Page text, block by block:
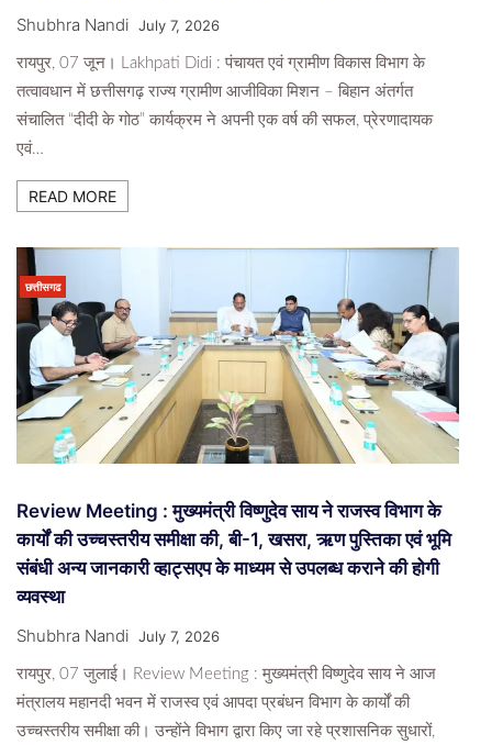
Shubhra Nandi July 7, 2026
रायपुर, 07 जून। Lakhpati Didi : पंचायत एवं ग्रामीण विकास विभाग के
तत्वावधान में छत्तीसगढ़ राज्य ग्रामीण आजीविका मिशन – बिहान अंतर्गत
संचालित “दीदी के गोठ” कार्यक्रम ने अपनी एक वर्ष की सफल, प्रेरणादायक
एवं…
READ MORE
छत्तीसगढ
Review Meeting : मुख्यमंत्री विष्णुदेव साय ने राजस्व विभाग के
कार्यों की उच्चस्तरीय समीक्षा की, बी-1, खसरा, ऋण पुस्तिका एवं भूमि
संबंधी अन्य जानकारी व्हाट्सएप के माध्यम से उपलब्ध कराने की होगी
व्यवस्था
Shubhra Nandi July 7, 2026
रायपुर, 07 जुलाई। Review Meeting : मुख्यमंत्री विष्णुदेव साय ने आज
मंत्रालय महानदी भवन में राजस्व एवं आपदा प्रबंधन विभाग के कार्यों की
उच्चस्तरीय समीक्षा की। उन्होंने विभाग द्वारा किए जा रहे प्रशासनिक सुधारों,